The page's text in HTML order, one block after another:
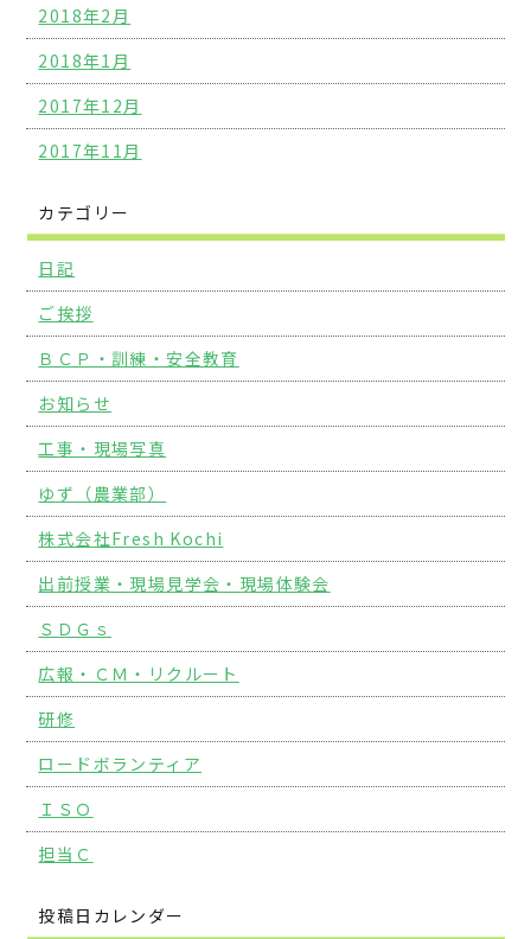
2018年2月
2018年1月
2017年12月
2017年11月
カテゴリー
日記
ご挨拶
ＢＣＰ・訓練・安全教育
お知らせ
工事・現場写真
ゆず（農業部）
株式会社Fresh Kochi
出前授業・現場見学会・現場体験会
ＳＤＧｓ
広報・ＣＭ・リクルート
研修
ロードボランティア
ＩＳＯ
担当Ｃ
投稿日カレンダー